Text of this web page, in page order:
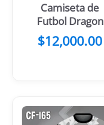
Camiseta de
Futbol Dragon
$12,000.00